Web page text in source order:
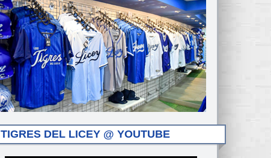
TIGRES DEL LICEY @ YOUTUBE